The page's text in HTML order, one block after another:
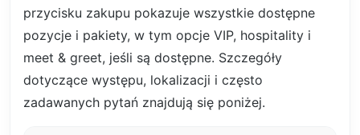
przycisku zakupu pokazuje wszystkie dostępne
pozycje i pakiety, w tym opcje VIP, hospitality i
meet & greet, jeśli są dostępne. Szczegóły
dotyczące występu, lokalizacji i często
zadawanych pytań znajdują się poniżej.